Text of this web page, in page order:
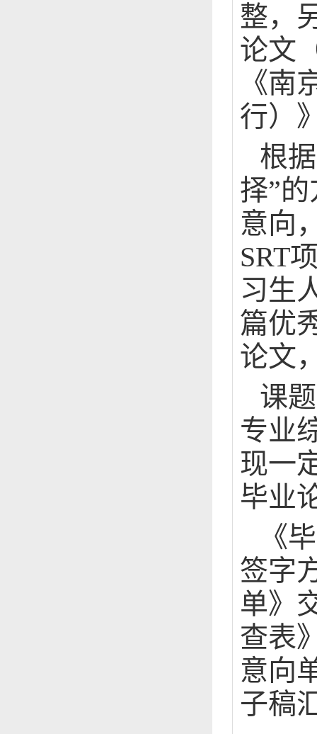
整，
论文
《
行）
根
择”
意向
SRT
习生
篇优
论文
课
专业
现一
毕业
《
签字
单》
查表
意向
子稿